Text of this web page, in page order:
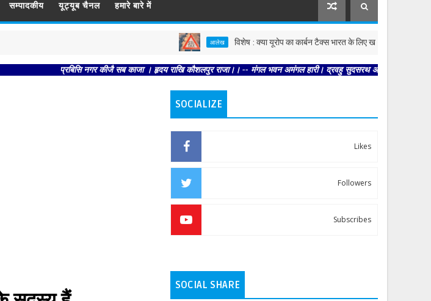
सम्पादकीय यूट्यूब चैनल हमारे बारे में
आलेख विशेष : क्या यूरोप का कार्बन टैक्स भारत के लिए खतरा नहीं?
प्रबिसि नगर कीजै सब काजा । हृदय राखि कौशलपुर राजा।। -- मंगल भवन अमंगल हारी। द्रवहु सुदसरथ अजिर बिहारी ।। -- सब
SOCIALIZE
Likes
Followers
Subscribes
SOCIAL SHARE